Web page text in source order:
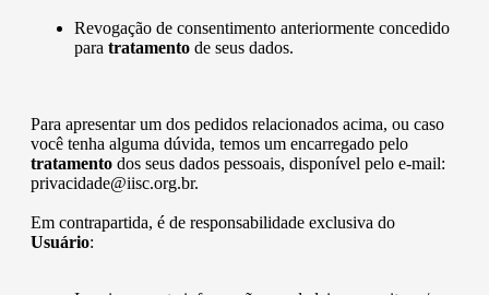
Revogação de consentimento anteriormente concedido
para tratamento de seus dados.
Para apresentar um dos pedidos relacionados acima, ou caso
você tenha alguma dúvida, temos um encarregado pelo
tratamento dos seus dados pessoais, disponível pelo e-mail:
privacidade@iisc.org.br.
Em contrapartida, é de responsabilidade exclusiva do
Usuário: